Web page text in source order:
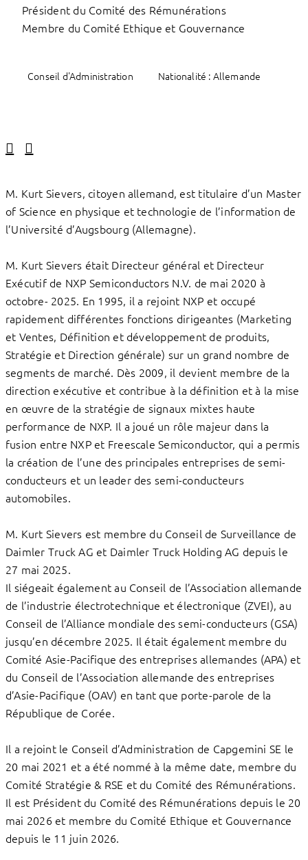
Président du Comité des Rémunérations
Membre du Comité Ethique et Gouvernance
Conseil d'Administration Nationalité : Allemande
M. Kurt Sievers, citoyen allemand, est titulaire d’un Master
of Science en physique et technologie de l’information de
l’Université d’Augsbourg (Allemagne).
M. Kurt Sievers était Directeur général et Directeur
Exécutif de NXP Semiconductors N.V. de mai 2020 à
octobre- 2025. En 1995, il a rejoint NXP et occupé
rapidement différentes fonctions dirigeantes (Marketing
et Ventes, Définition et développement de produits,
Stratégie et Direction générale) sur un grand nombre de
segments de marché. Dès 2009, il devient membre de la
direction exécutive et contribue à la définition et à la mise
en œuvre de la stratégie de signaux mixtes haute
performance de NXP. Il a joué un rôle majeur dans la
fusion entre NXP et Freescale Semiconductor, qui a permis
la création de l’une des principales entreprises de semi-
conducteurs et un leader des semi-conducteurs
automobiles.
M. Kurt Sievers est membre du Conseil de Surveillance de
Daimler Truck AG et Daimler Truck Holding AG depuis le
27 mai 2025.
Il siégeait également au Conseil de l’Association allemande
de l’industrie électrotechnique et électronique (ZVEI), au
Conseil de l’Alliance mondiale des semi-conducteurs (GSA)
jusqu’en décembre 2025. Il était également membre du
Comité Asie-Pacifique des entreprises allemandes (APA) et
du Conseil de l’Association allemande des entreprises
d’Asie-Pacifique (OAV) en tant que porte-parole de la
République de Corée.
Il a rejoint le Conseil d’Administration de Capgemini SE le
20 mai 2021 et a été nommé à la même date, membre du
Comité Stratégie & RSE et du Comité des Rémunérations.
Il est Président du Comité des Rémunérations depuis le 20
mai 2026 et membre du Comité Ethique et Gouvernance
depuis le 11 juin 2026.